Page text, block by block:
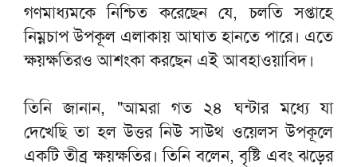
গণমাধ্যমকে নিশ্চিত করেছেন যে, চলতি সপ্তাহে
নিম্নচাপ উপকূল এলাকায় আঘাত হানতে পারে। এতে
ক্ষয়ক্ষতিরও আশংকা করছেন এই আবহাওয়াবিদ।
তিনি জানান, "আমরা গত ২৪ ঘন্টার মধ্যে যা
দেখেছি তা হল উত্তর নিউ সাউথ ওয়েলস উপকূলে
একটি তীব্র ক্ষয়ক্ষতির। তিনি বলেন, বৃষ্টি এবং ঝড়ের